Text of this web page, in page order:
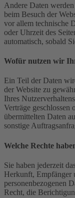
Andere Daten
beim Besuch der
vor allem technische
oder Uhrzeit des
automatisch, sobald
Wofür nutzen wir
Ein Teil der Daten
der Website zu
Ihres
Verträge geschlossen
übermittelten Daten
sonstige
Welche Rechte
Sie haben jederzeit
Herkunft, Empfänger
personenbezogenen
Recht, die